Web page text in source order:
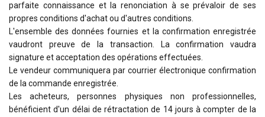
parfaite connaissance et la renonciation à se prévaloir de ses
propres conditions d'achat ou d'autres conditions.
L'ensemble des données fournies et la confirmation enregistrée
vaudront preuve de la transaction. La confirmation vaudra
signature et acceptation des opérations effectuées.
Le vendeur communiquera par courrier électronique confirmation
de la commande enregistrée.
Les acheteurs, personnes physiques non professionnelles,
bénéficient d'un délai de rétractation de 14 jours à compter de la